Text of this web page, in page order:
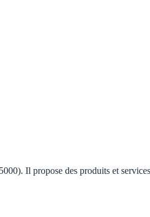
Il propose des produits et